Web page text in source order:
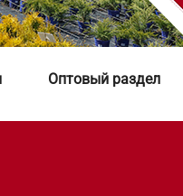
Оптовый раздел